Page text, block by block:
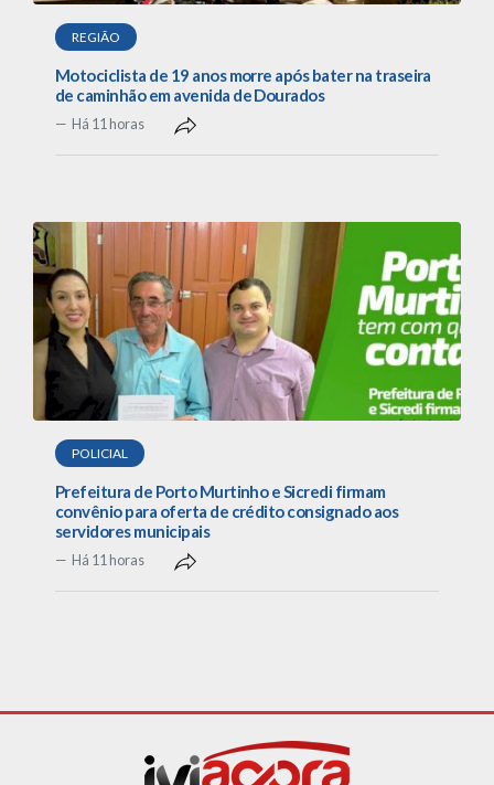
REGIÃO
Motociclista de 19 anos morre após bater na traseira
de caminhão em avenida de Dourados
Há 11 horas
POLICIAL
Prefeitura de Porto Murtinho e Sicredi firmam
convênio para oferta de crédito consignado aos
servidores municipais
Há 11 horas